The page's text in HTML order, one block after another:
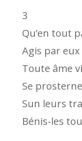
3
Qu’en tout
Agis par eux
Toute âme
Se
Sun leurs
Bénis-les